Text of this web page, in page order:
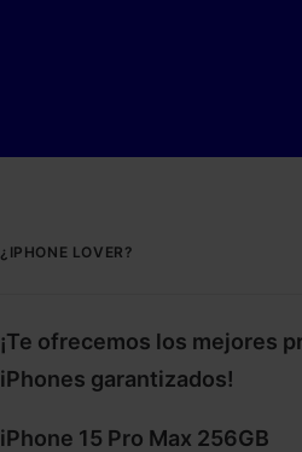
¿IPHONE LOVER?
¡Te ofrecemos los mejores
iPhones garantizados!
iPhone 15 Pro Max 256GB